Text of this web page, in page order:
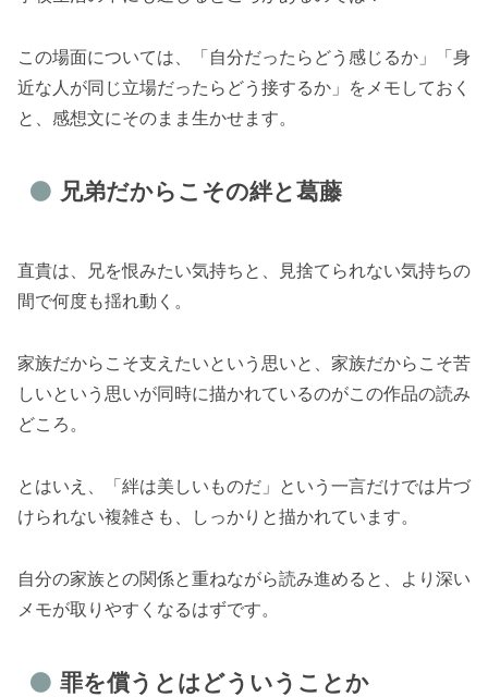
この場面については、「自分だったらどう感じるか」「身
近な人が同じ立場だったらどう接するか」をメモしておく
と、感想文にそのまま生かせます。
兄弟だからこその絆と葛藤
直貴は、兄を恨みたい気持ちと、見捨てられない気持ちの
間で何度も揺れ動く。
家族だからこそ支えたいという思いと、家族だからこそ苦
しいという思いが同時に描かれているのがこの作品の読み
どころ。
とはいえ、「絆は美しいものだ」という一言だけでは片づ
けられない複雑さも、しっかりと描かれています。
自分の家族との関係と重ねながら読み進めると、より深い
メモが取りやすくなるはずです。
罪を償うとはどういうことか